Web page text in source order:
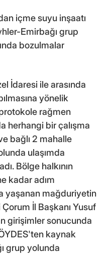
içme suyu inşaatı
Emirbağı grup
bozulmalar
İdaresi ile arasında
yönelik
rağmen
herhangi bir çalışma
bağlı 2 mahalle
ulaşımda
Bölge halkının
kadar adım
yaşanan mağduriyetin
İl Başkanı Yusuf
girişimler sonucunda
kaynak
grup yolunda